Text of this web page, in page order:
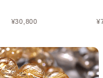
¥30,800 ¥